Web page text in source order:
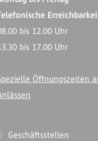
bis 12.00 Uhr
bis 17.00 Uhr
Öffnungszeiten
Geschäftsstellen